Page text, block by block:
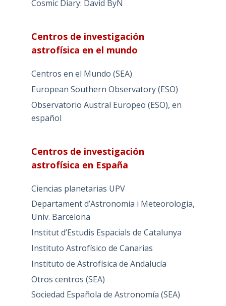
Cosmic Diary: David ByN
Centros de investigación
astrofísica en el mundo
Centros en el Mundo (SEA)
European Southern Observatory (ESO)
Observatorio Austral Europeo (ESO), en
español
Centros de investigación
astrofísica en España
Ciencias planetarias UPV
Departament d’Astronomia i Meteorologia,
Univ. Barcelona
Institut d’Estudis Espacials de Catalunya
Instituto Astrofísico de Canarias
Instituto de Astrofísica de Andalucía
Otros centros (SEA)
Sociedad Española de Astronomía (SEA)